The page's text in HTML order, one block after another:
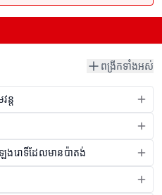
ពង្រីកទាំងអស់
ន្ត
ងរោទិ៍ដែលមានប៉ាតង់